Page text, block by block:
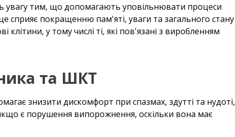
увагу тим, що допомагають уповільнювати процеси
сприяє покращенню пам'яті, уваги та загального стану
у тому числі ті, які пов'язані з виробленням
та ШКТ
знизити дискомфорт при спазмах, здутті та нудоті,
є порушення випорожнення, оскільки вона має